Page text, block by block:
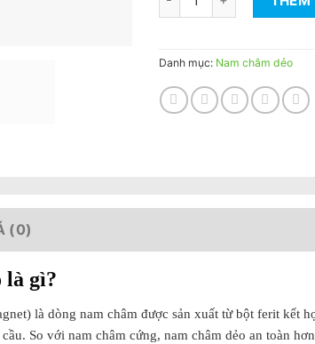
Danh mục: Nam châm dẻo
(0)
là gì?
là dòng nam châm được sản xuất từ bột ferit kết
So với nam châm cứng, nam châm dẻo an toàn